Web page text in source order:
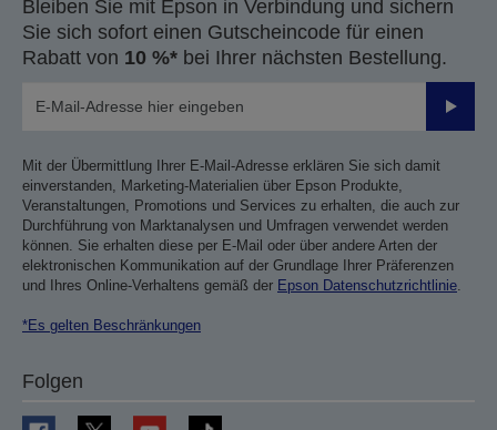
Bleiben Sie mit Epson in Verbindung und sichern
Sie sich sofort einen Gutscheincode für einen
Rabatt von 10 %* bei Ihrer nächsten Bestellung.
Mit der Übermittlung Ihrer E-Mail-Adresse erklären Sie sich damit
einverstanden, Marketing-Materialien über Epson Produkte,
Veranstaltungen, Promotions und Services zu erhalten, die auch zur
Durchführung von Marktanalysen und Umfragen verwendet werden
können. Sie erhalten diese per E-Mail oder über andere Arten der
elektronischen Kommunikation auf der Grundlage Ihrer Präferenzen
und Ihres Online-Verhaltens gemäß der Epson Datenschutzrichtlinie.
*Es gelten Beschränkungen
Folgen